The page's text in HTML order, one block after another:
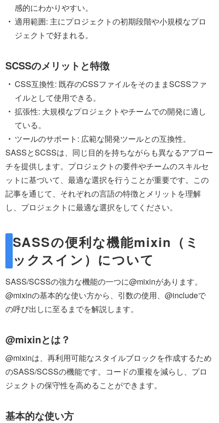
感的にわかりやすい。
適用範囲: 主にプロジェクトの初期段階や小規模なプロ
ジェクトで好まれる。
SCSSのメリットと特徴
CSS互換性: 既存のCSSファイルをそのままSCSSファ
イルとして使用できる。
拡張性: 大規模なプロジェクトやチームでの開発に適し
ている。
ツールのサポート: 広範な開発ツールとの互換性。
SASSとSCSSは、同じ目的を持ちながらも異なるアプロー
チを提供します。プロジェクトの要件やチームのスキルセ
ットに基づいて、最適な選択を行うことが重要です。この
記事を通じて、それぞれの言語の特徴とメリットを理解
し、プロジェクトに最適な選択をしてください。
SASSの便利な機能mixin（ミ
ックスイン）について
SASS/SCSSの強力な機能の一つに@mixinがあります。
@mixinの基本的な使い方から、引数の使用、@includeで
の呼び出しに至るまでを解説します。
@mixinとは？
@mixinは、再利用可能なスタイルブロックを作成するため
のSASS/SCSSの機能です。コードの重複を減らし、プロ
ジェクトの保守性を高めることができます。
基本的な使い方